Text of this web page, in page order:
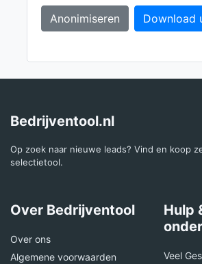
Anonimiseren Download
Bedrijventool.nl
Op zoek naar nieuwe leads? Vind en koop
selectietool.
Over Bedrijventool
Over ons
Algemene voorwaarden
Hulp
Veel